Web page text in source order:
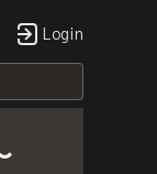
Login